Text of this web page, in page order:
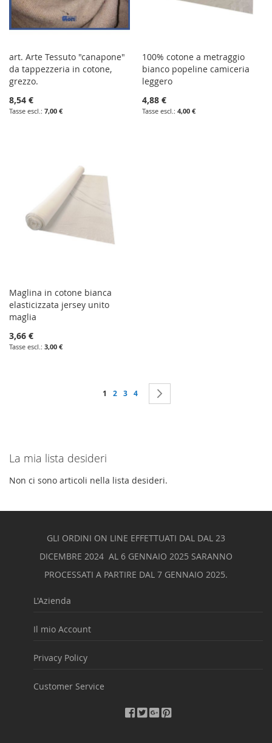
art. Arte Tessuto "canapone"
da tappezzeria in cotone,
grezzo.
8,54 €
7,00 €
100% cotone a metraggio
bianco popeline camiceria
leggero
4,88 €
4,00 €
Maglina in cotone bianca
elasticizzata jersey unito
maglia
3,66 €
3,00 €
Pagina
Attualmente stai leggendo la pagina
1 Pagina
2 Pagina
3 Pagina
4
La mia lista desideri
Non ci sono articoli nella lista desideri.
GLI ORDINI ON LINE EFFETTUATI DAL DAL 23
DICEMBRE 2024 AL 6 GENNAIO 2025 SARANNO
PROCESSATI A PARTIRE DAL 7 GENNAIO 2025.
L'Azienda
Il mio Account
Privacy Policy
Customer Service